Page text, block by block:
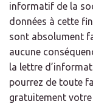
informatif de la
données à cette
sont absolument
aucune
la lettre
pourrez de toute
gratuitement